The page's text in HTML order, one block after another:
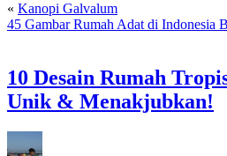
« Kanopi Galvalum
45 Gambar Rumah Adat di Indonesia
10 Desain Rumah
Unik & Menakjubkan!